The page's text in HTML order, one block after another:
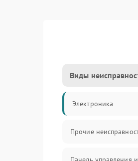
Виды
Электроника
Прочие